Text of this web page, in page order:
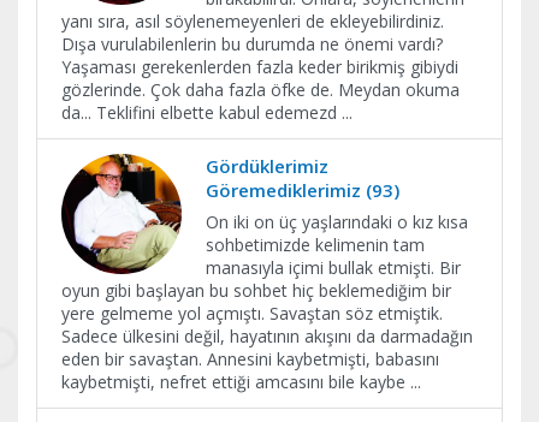
yanı sıra, asıl söylenemeyenleri de ekleyebilirdiniz.
Dışa vurulabilenlerin bu durumda ne önemi vardı?
Yaşaması gerekenlerden fazla keder birikmiş gibiydi
gözlerinde. Çok daha fazla öfke de. Meydan okuma
da... Teklifini elbette kabul edemezd ...
Gördüklerimiz
Göremediklerimiz (93)
On iki on üç yaşlarındaki o kız kısa
sohbetimizde kelimenin tam
manasıyla içimi bullak etmişti. Bir
oyun gibi başlayan bu sohbet hiç beklemediğim bir
yere gelmeme yol açmıştı. Savaştan söz etmiştik.
Sadece ülkesini değil, hayatının akışını da darmadağın
eden bir savaştan. Annesini kaybetmişti, babasını
kaybetmişti, nefret ettiği amcasını bile kaybe ...